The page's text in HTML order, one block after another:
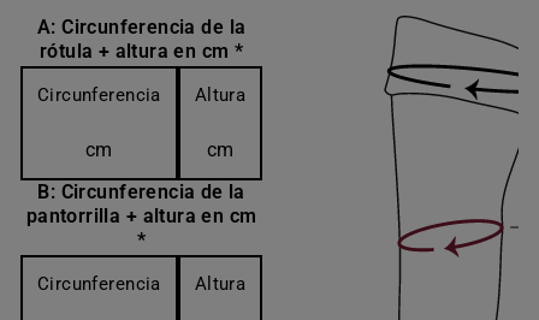
A: Circunferencia de la
rótula + altura en cm *
Circunferencia
cm
Altura
cm
B: Circunferencia de la
pantorrilla + altura en cm
*
Circunferencia Altura